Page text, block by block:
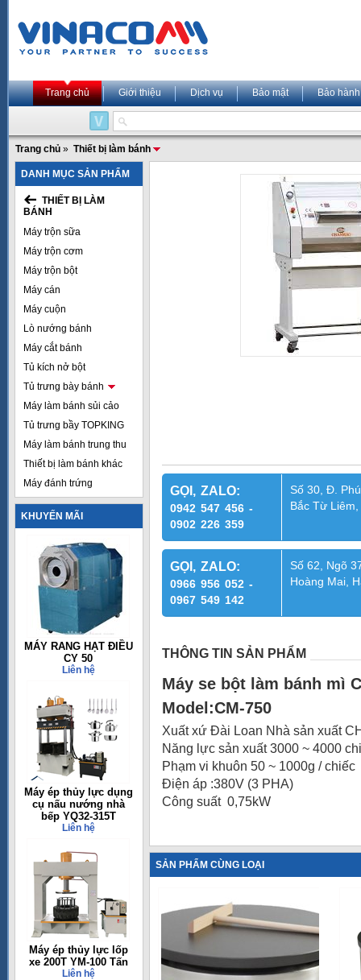
Trang chủ Giới thiệu Dịch vụ Bảo mật Bảo hành
Trang chủ » Thiết bị làm bánh
DANH MỤC SẢN PHẨM
THIẾT BỊ LÀM
BÁNH
Máy trộn sữa
Máy trộn cơm
Máy trộn bột
Máy cán
Máy cuộn
Lò nướng bánh
Máy cắt bánh
Tủ kích nở bột
Tủ trưng bày bánh
Máy làm bánh sủi cảo
Tủ trưng bầy TOPKING
Máy làm bánh trung thu
Thiết bị làm bánh khác
Máy đánh trứng
KHUYẾN MÃI
MÁY RANG HẠT ĐIỀU
CY 50
Liên hệ
Máy ép thủy lực dụng
cụ nấu nướng nhà
bếp YQ32-315T
Liên hệ
Máy ép thủy lực lốp
xe 200T YM-100 Tấn
Liên hệ
GỌI, ZALO:
0942 547 456 -
0902 226 359
Số 30, Đ.
Bắc Từ
GỌI, ZALO:
0966 956 052 -
0967 549 142
Số 62, Ngõ
Hoàng Mai,
THÔNG TIN SẢN PHẨM
Máy se bột làm bánh mì
Model:CM-750
Xuất xứ Đài Loan Nhà sản xuất
Năng lực sản xuất 3000 ~ 4000
Phạm vi khuôn 50 ~ 1000g / chiếc
Điện áp :380V (3 PHA)
Công suất 0,75kW
SẢN PHẨM CÙNG LOẠI